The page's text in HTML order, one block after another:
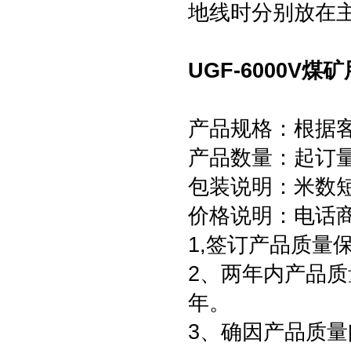
地线时分别放在
UGF-6000V煤
产品规格：根据
产品数量：起订
包装说明：米数
价格说明：电话
1,签订产品质量
2、两年内产品
年。
3、确因产品质